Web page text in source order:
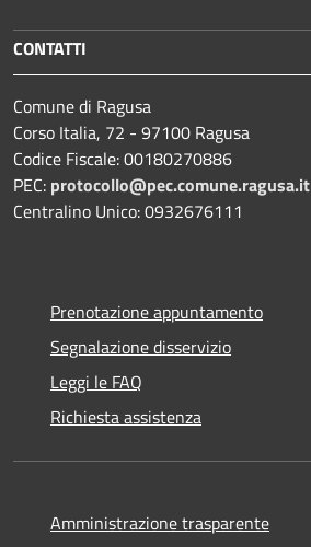
CONTATTI
Comune di Ragusa
Corso Italia, 72 - 97100 Ragusa
Codice Fiscale: 00180270886
PEC: protocollo@pec.comune.ragusa.it
Centralino Unico: 0932676111
Prenotazione appuntamento
Segnalazione disservizio
Leggi le FAQ
Richiesta assistenza
Amministrazione trasparente